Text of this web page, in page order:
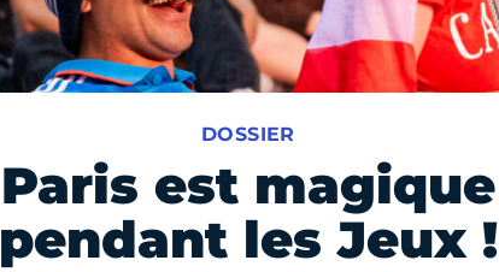
Paris est magique
pendant les Jeux !
DOSSIER